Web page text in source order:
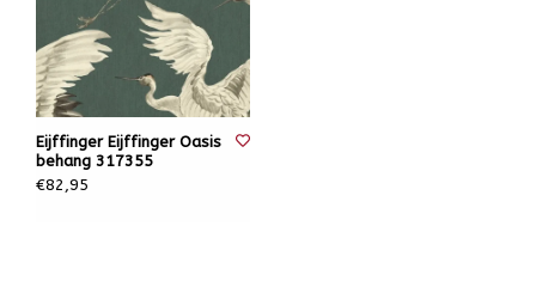
Eijffinger Eijffinger Oasis
behang 317355
€82,95